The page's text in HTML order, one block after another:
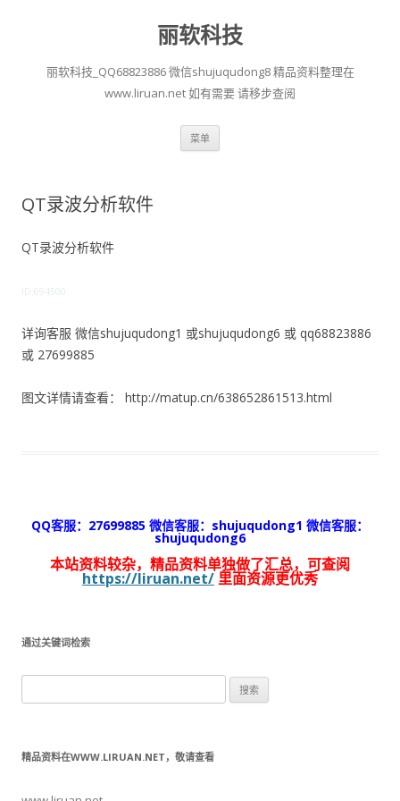
丽软科技
丽软科技_QQ68823886 微信shujuqudong8 精品资料整理在
www.liruan.net 如有需要 请移步查阅
菜单
QT录波分析软件
QT录波分析软件
ID:694500
详询客服 微信shujuqudong1 或shujuqudong6 或 qq68823886
或 27699885
图文详情请查看： http://matup.cn/638652861513.html
QQ客服：27699885 微信客服：shujuqudong1 微信客服：
shujuqudong6
本站资料较杂，精品资料单独做了汇总，可查阅
https://liruan.net/ 里面资源更优秀
通过关键词检索
索：
精品资料在WWW.LIRUAN.NET，敬请查看